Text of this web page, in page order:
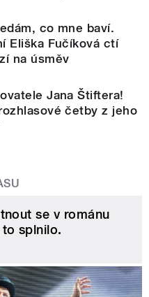
co mne baví.
Eliška Fučíková ctí
na úsměv
Jana Štiftera!
četby z jeho
se v románu
to splnilo.